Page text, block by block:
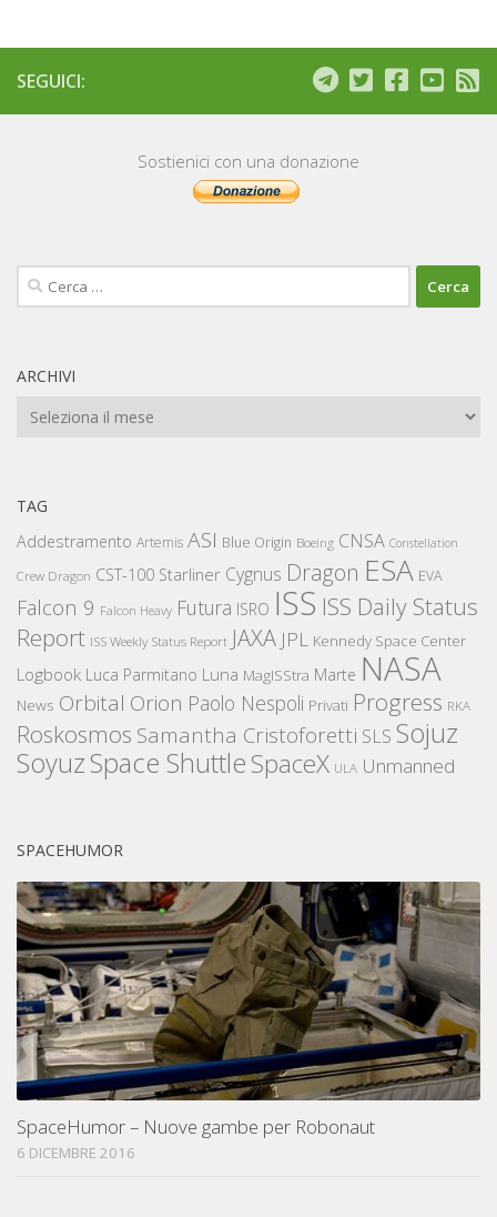
SEGUICI:
Sostienici con una donazione
Ricerca
per:
ARCHIVI
Archivi
TAG
Addestramento Artemis ASI Blue Origin Boeing CNSA Constellation
Crew Dragon CST-100 Starliner Cygnus Dragon ESA EVA
Falcon 9 Falcon Heavy Futura ISRO ISS ISS Daily Status
Report ISS Weekly Status Report JAXA JPL Kennedy Space Center
Logbook Luca Parmitano Luna MagISStra Marte NASA
News Orbital Orion Paolo Nespoli Privati Progress RKA
Roskosmos Samantha Cristoforetti SLS Sojuz
SoyuzSpace ShuttleSpaceX ULA Unmanned
SPACEHUMOR
SpaceHumor – Nuove gambe per Robonaut
6 DICEMBRE 2016